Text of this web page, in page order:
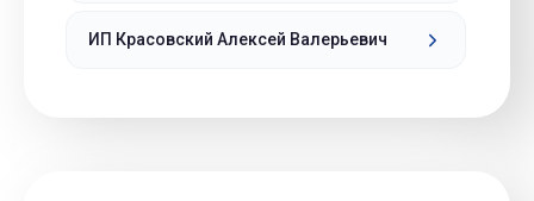
ИП Красовский Алексей Валерьевич